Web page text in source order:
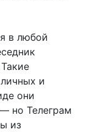
в любой
и
они
но Телеграм
из